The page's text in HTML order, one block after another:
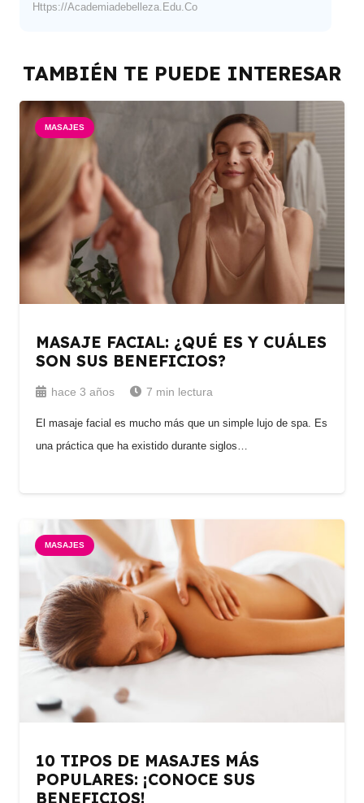
Https://academiadebelleza.edu.co
TAMBIÉN TE PUEDE INTERESAR
MASAJES
MASAJE FACIAL: ¿QUÉ ES Y CUÁLES
SON SUS BENEFICIOS?
hace 3 años 7 min lectura
El masaje facial es mucho más que un simple lujo de spa. Es
una práctica que ha existido durante siglos…
MASAJES
10 TIPOS DE MASAJES MÁS
POPULARES: ¡CONOCE SUS
BENEFICIOS!